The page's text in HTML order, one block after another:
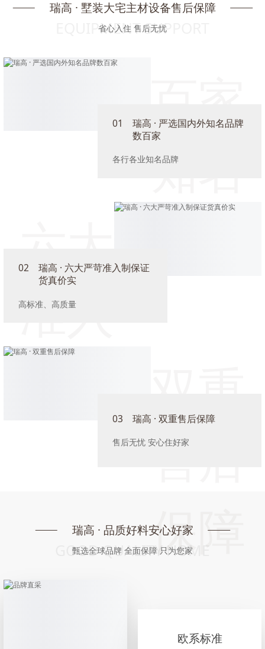
瑞高 · 墅装大宅主材设备售后保障
EQUIPMENT SUPPORT
省心入住 售后无忧
知名
01
瑞高 · 严选国内外知名品牌
数百家
各行各业知名品牌
准入
02
瑞高 · 六大严苛准入制保证
货真价实
高标准、高质量
售后
保障
03 瑞高 · 双重售后保障
售后无忧 安心住好家
瑞高 · 品质好料安心好家
GOOD QUALITY HOME
甄选全球品牌 全面保障 只为您家
欧系标准